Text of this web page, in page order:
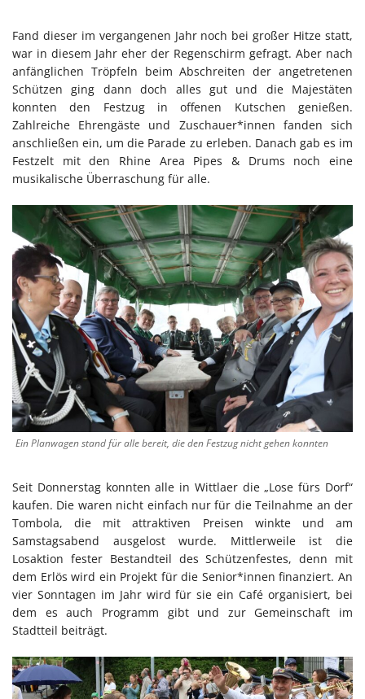
Fand dieser im vergangenen Jahr noch bei großer Hitze statt,
war in diesem Jahr eher der Regenschirm gefragt. Aber nach
anfänglichen Tröpfeln beim Abschreiten der angetretenen
Schützen ging dann doch alles gut und die Majestäten
konnten den Festzug in offenen Kutschen genießen.
Zahlreiche Ehrengäste und Zuschauer*innen fanden sich
anschließen ein, um die Parade zu erleben. Danach gab es im
Festzelt mit den Rhine Area Pipes & Drums noch eine
musikalische Überraschung für alle.
Ein Planwagen stand für alle bereit, die den Festzug nicht gehen konnten
Seit Donnerstag konnten alle in Wittlaer die „Lose fürs Dorf“
kaufen. Die waren nicht einfach nur für die Teilnahme an der
Tombola, die mit attraktiven Preisen winkte und am
Samstagsabend ausgelost wurde. Mittlerweile ist die
Losaktion fester Bestandteil des Schützenfestes, denn mit
dem Erlös wird ein Projekt für die Senior*innen finanziert. An
vier Sonntagen im Jahr wird für sie ein Café organisiert, bei
dem es auch Programm gibt und zur Gemeinschaft im
Stadtteil beiträgt.